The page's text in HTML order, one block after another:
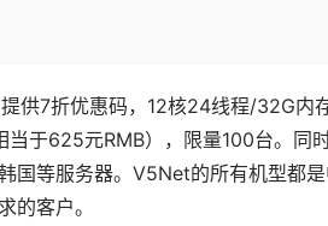
供7折优惠码，12核24线程/32G内
于625元RMB），限量100台。同
国等服务器。V5Net的所有机型都
的客户。